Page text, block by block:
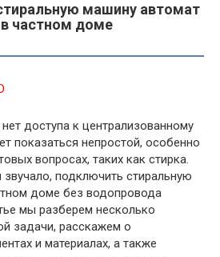
машину автомат
частном доме
доступа к централизованному
показаться непростой, особенно
вопросах, таких как стирка.
подключить стиральную
доме без водопровода
мы разберем несколько
задачи, расскажем о
и материалах, а также